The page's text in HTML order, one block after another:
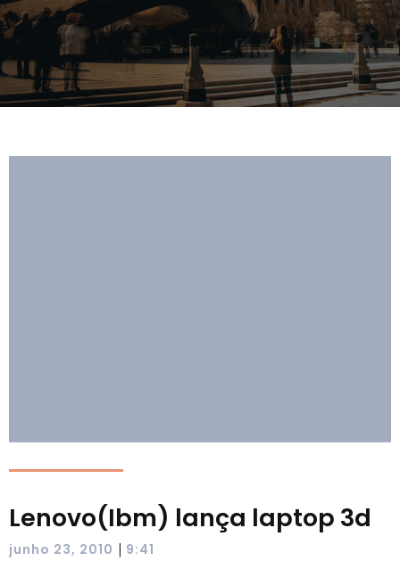
Lenovo(Ibm) lança laptop 3d
junho 23, 2010 | 9:41